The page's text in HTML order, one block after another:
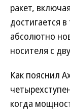
ракет,
достигается
абсолютно
носителя с
Как пояснил
когда